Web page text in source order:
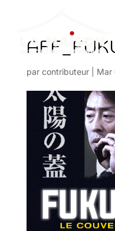
par contributeur| Mar